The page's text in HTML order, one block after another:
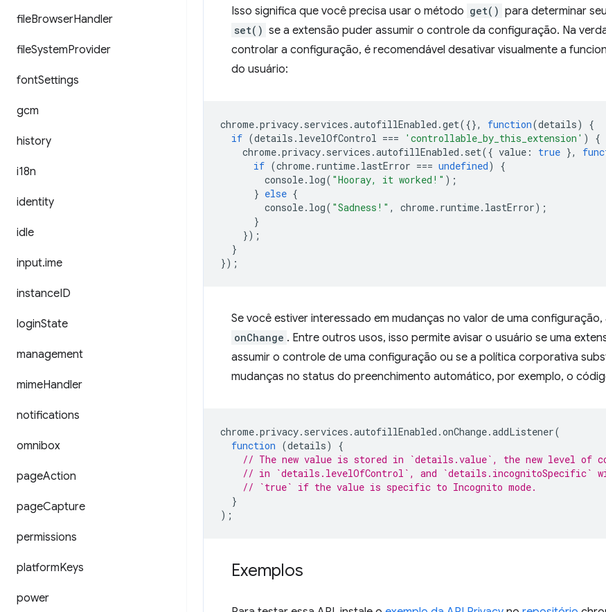
fileBrowserHandler
fileSystemProvider
fontSettings
gcm
history
i18n
identity
idle
input.ime
instanceID
loginState
management
mimeHandler
notifications
omnibox
pageAction
pageCapture
permissions
platformKeys
power
Isso significa que você precisa usar o método get() para determinar
set() se a extensão puder assumir o controle da configuração. Na
controlar a configuração, é recomendável desativar visualmente a
do usuário:
chrome.privacy. services .autofillEnabled .get({}, function(details)
{
if (details . levelOfControl === 'controllable_by_this_extension' )
{
chrome.privacy. services .autofillEnabled . set({ value : true },
if (chrome. runtime. lastError === undefined)
{
console. log( "Hooray, it worked!" );
} else {
console. log( "Sadness!" , chrome. runtime. lastError);
}
});
}
});
Se você estiver interessado em mudanças no valor de uma
onChange . Entre outros usos, isso permite avisar o usuário se uma
assumir o controle de uma configuração ou se a política corporativa
mudanças no status do preenchimento automático, por exemplo, o
chrome.privacy. services .autofillEnabled .onChange.addListener(
function (details)
{
// The new value is stored in `details.value`, the new level of
// in `details.levelOfControl`, and `details.incognitoSpecific`
// `true` if the value is specific to Incognito mode.
}
);
Exemplos